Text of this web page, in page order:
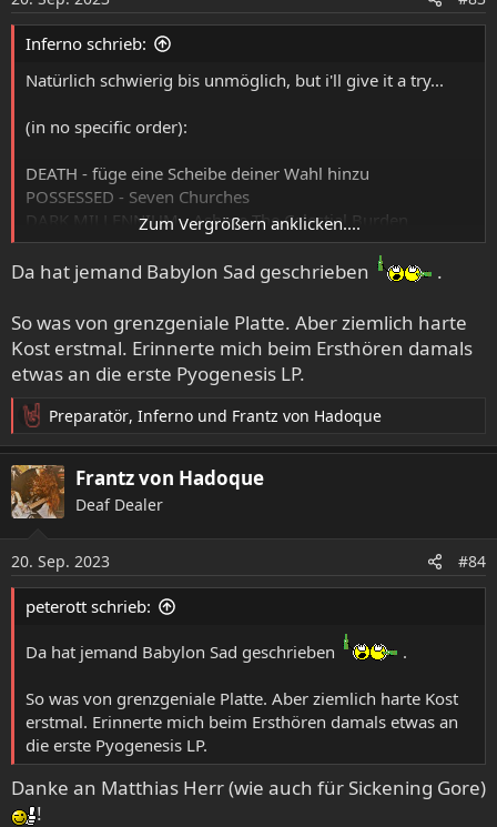
n
e
nInferno schrieb:
Natürlich schwierig bis unmöglich, but i'll give it a try...
(in no specific order):
DEATH - füge eine Scheibe deiner Wahl hinzu
POSSESSED - Seven Churches
DARK MILLENNIUM - Ashore The Celestial Burden
BABYLON SAD - Kyrie
SADIST -Above The Light
PESTILENCE - Testimony Of The Ancients
ASPHYX - Last One On Earth
ATHEIST - Unquestionable Presence
ATROCITY - Todessehnsucht
CARCASS - Necroticism - Descanting The Insalubrious
Zum Vergrößern anklicken....
Da hat jemand Babylon Sad geschrieben
.
So was von grenzgeniale Platte. Aber ziemlich harte
Kost erstmal. Erinnerte mich beim Ersthören damals
etwas an die erste Pyogenesis LP.
R
e
a
k
t
n
e
n
Preparatör, Inferno und Frantz von Hadoque
Frantz von Hadoque
Deaf Dealer
20. Sep. 2023 #84
peterott schrieb:
Da hat jemand Babylon Sad geschrieben .
So was von grenzgeniale Platte. Aber ziemlich harte Kost
erstmal. Erinnerte mich beim Ersthören damals etwas an
die erste Pyogenesis LP.
Danke an Matthias Herr (wie auch für Sickening Gore)
!